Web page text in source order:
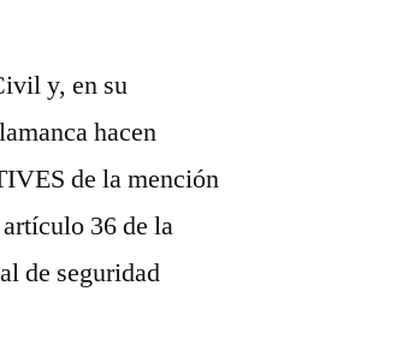
y, en su
hacen
de la mención
36 de la
de seguridad